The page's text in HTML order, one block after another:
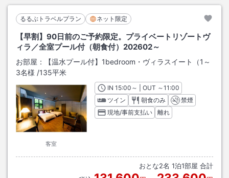
るるぶトラベルプラン ネット限定
【早割】90日前のご予約限定。プライベートリゾートヴ
ィラ／全室プール付（朝食付）202602～
お部屋：
【温水プール付】1bedroom・ヴィラスイート（1～
3名様 /135平米
客室
INチェックイン
15:00 ～ | OUT チェックアウト
～11:00
ツイン
朝食のみ
禁煙
現地/事前支払い
離れ
おとな2名 1泊1部屋 合計